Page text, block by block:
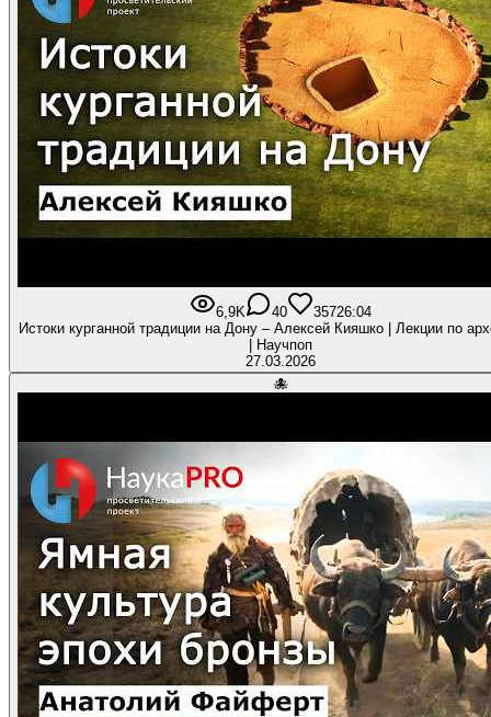
6,9K 40 35726:04
Истоки курганной традиции на Дону – Алексей Кияшко | Лекции по
| Научпоп
27.03.2026
🐙